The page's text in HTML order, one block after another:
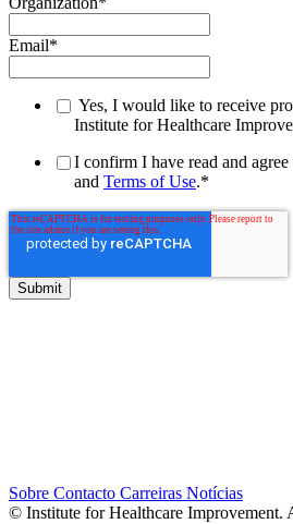
Email*
Yes, I would like to receive
Institute for Healthcare
I confirm I have read and
and Terms of Use.*
Sobre Contacto Carreiras Notícias
© Institute for Healthcare Improvement.